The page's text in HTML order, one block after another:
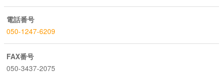
電話番号
050-1247-6209
FAX番号
050-3437-2075